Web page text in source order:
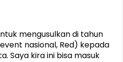
mengusulkan di tahun
nasional, Red) kepada
Saya kira ini bisa masuk